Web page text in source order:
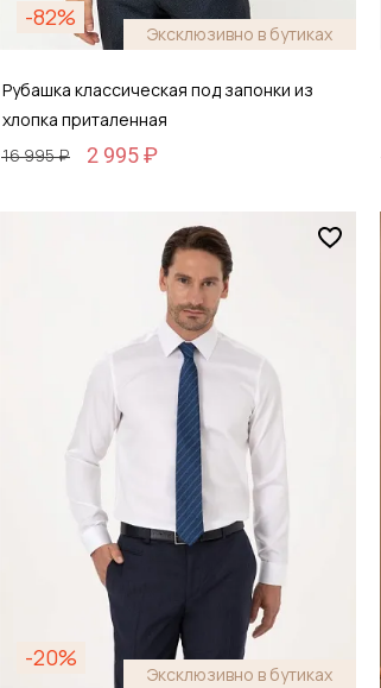
-82%
Эксклюзивно в бутиках
Рубашка классическая под запонки из
хлопка приталенная
16 995 ₽
2 995 ₽
Добавить в корзину
-20%
Эксклюзивно в бутиках